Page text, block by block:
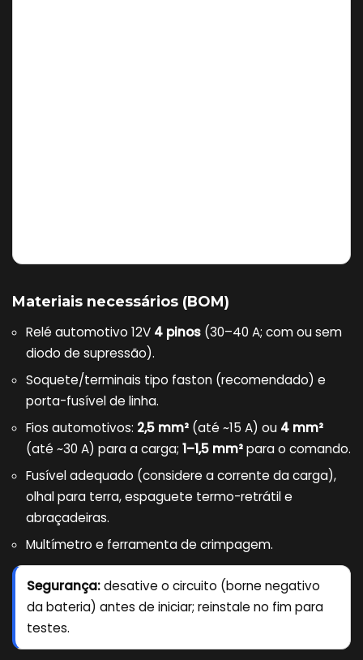
Materiais necessários (BOM)
Relé automotivo 12V 4 pinos (30–40 A; com ou sem
diodo de supressão).
Soquete/terminais tipo faston (recomendado) e
porta-fusível de linha.
Fios automotivos: 2,5 mm² (até ~15 A) ou 4 mm²
(até ~30 A) para a carga; 1–1,5 mm²para o comando.
Fusível adequado (considere a corrente da carga),
olhal para terra, espaguete termo-retrátil e
abraçadeiras.
Multímetro e ferramenta de crimpagem.
Segurança:desative o circuito (borne negativo
da bateria) antes de iniciar; reinstale no fim para
testes.